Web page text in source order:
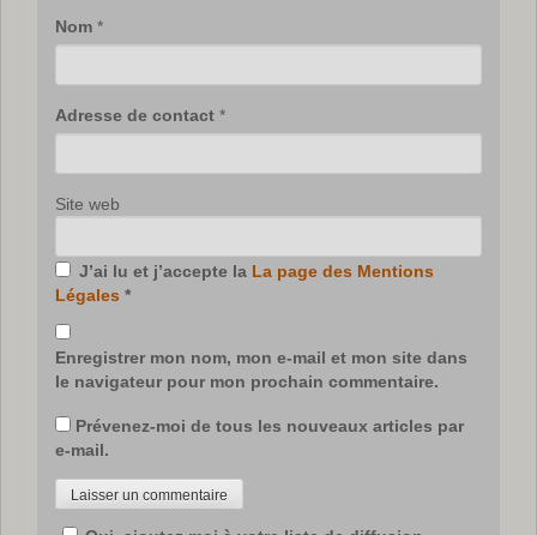
Nom *
Adresse de contact *
Site web
J’ai lu et j’accepte la La page des Mentions
Légales *
Enregistrer mon nom, mon e-mail et mon site dans
le navigateur pour mon prochain commentaire.
Prévenez-moi de tous les nouveaux articles par
e-mail.